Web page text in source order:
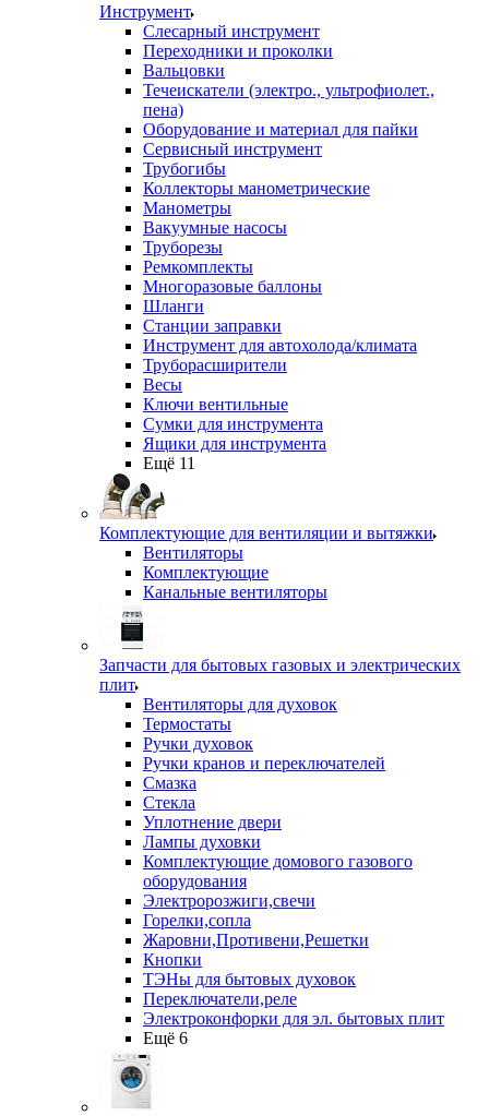
Инструмент
Слесарный инструмент
Переходники и проколки
Вальцовки
Течеискатели (электро., ультрофиолет.,
пена)
Оборудование и материал для пайки
Сервисный инструмент
Трубогибы
Коллекторы манометрические
Манометры
Вакуумные насосы
Труборезы
Ремкомплекты
Многоразовые баллоны
Шланги
Станции заправки
Инструмент для автохолода/климата
Труборасширители
Весы
Ключи вентильные
Сумки для инструмента
Ящики для инструмента
Ещё 11
Комплектующие для вентиляции и вытяжки
Вентиляторы
Комплектующие
Канальные вентиляторы
Запчасти для бытовых газовых и электрических
плит
Вентиляторы для духовок
Термостаты
Ручки духовок
Ручки кранов и переключателей
Смазка
Стекла
Уплотнение двери
Лампы духовки
Комплектующие домового газового
оборудования
Электророзжиги,свечи
Горелки,сопла
Жаровни,Противени,Решетки
Кнопки
ТЭНы для бытовых духовок
Переключатели,реле
Электроконфорки для эл. бытовых плит
Ещё 6